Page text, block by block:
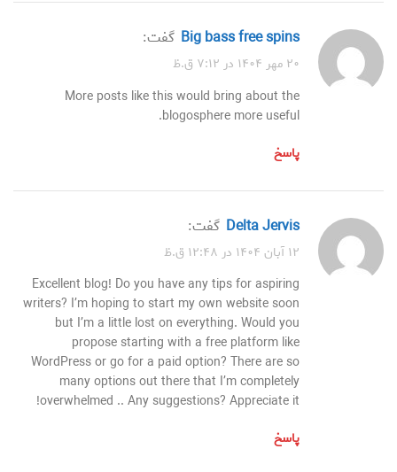
big bass free spins گفت:
۲۰ مهر ۱۴۰۴ در ۷:۱۲ ق.ظ
More posts like this would bring about the
blogosphere more useful.
پاسخ
Delta Jervis گفت:
۱۲ آبان ۱۴۰۴ در ۱۲:۴۸ ق.ظ
Excellent blog! Do you have any tips for aspiring
writers? I’m hoping to start my own website soon
but I’m a little lost on everything. Would you
propose starting with a free platform like
WordPress or go for a paid option? There are so
many options out there that I’m completely
overwhelmed .. Any suggestions? Appreciate it!
پاسخ